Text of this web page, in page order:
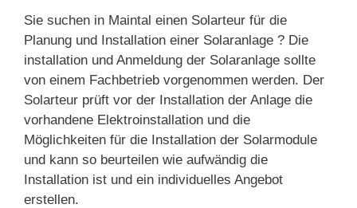
Sie suchen in Maintal einen Solarteur für die
Planung und Installation einer Solaranlage ? Die
installation und Anmeldung der Solaranlage sollte
von einem Fachbetrieb vorgenommen werden. Der
Solarteur prüft vor der Installation der Anlage die
vorhandene Elektroinstallation und die
Möglichkeiten für die Installation der Solarmodule
und kann so beurteilen wie aufwändig die
Installation ist und ein individuelles Angebot
erstellen.